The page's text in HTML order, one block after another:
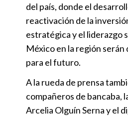
del país, donde el
reactivación de la
estratégica y el liderazgo
México en la región
para el futuro.
A la rueda de prensa
compañeros de bancaba,
Arcelia Olguín Serna y el